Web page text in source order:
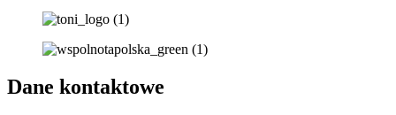
Dane kontaktowe